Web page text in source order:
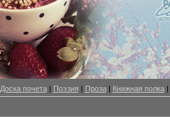
Доска почета| Поэзия | Проза| Книжная полка|